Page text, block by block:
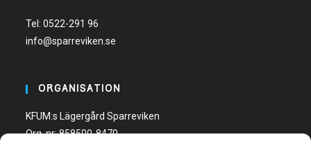
Tel:0522-291 96
info@sparreviken.se
ORGANISATION
KFUM:s Lägergård Sparreviken
Org. nr: 858500-8470